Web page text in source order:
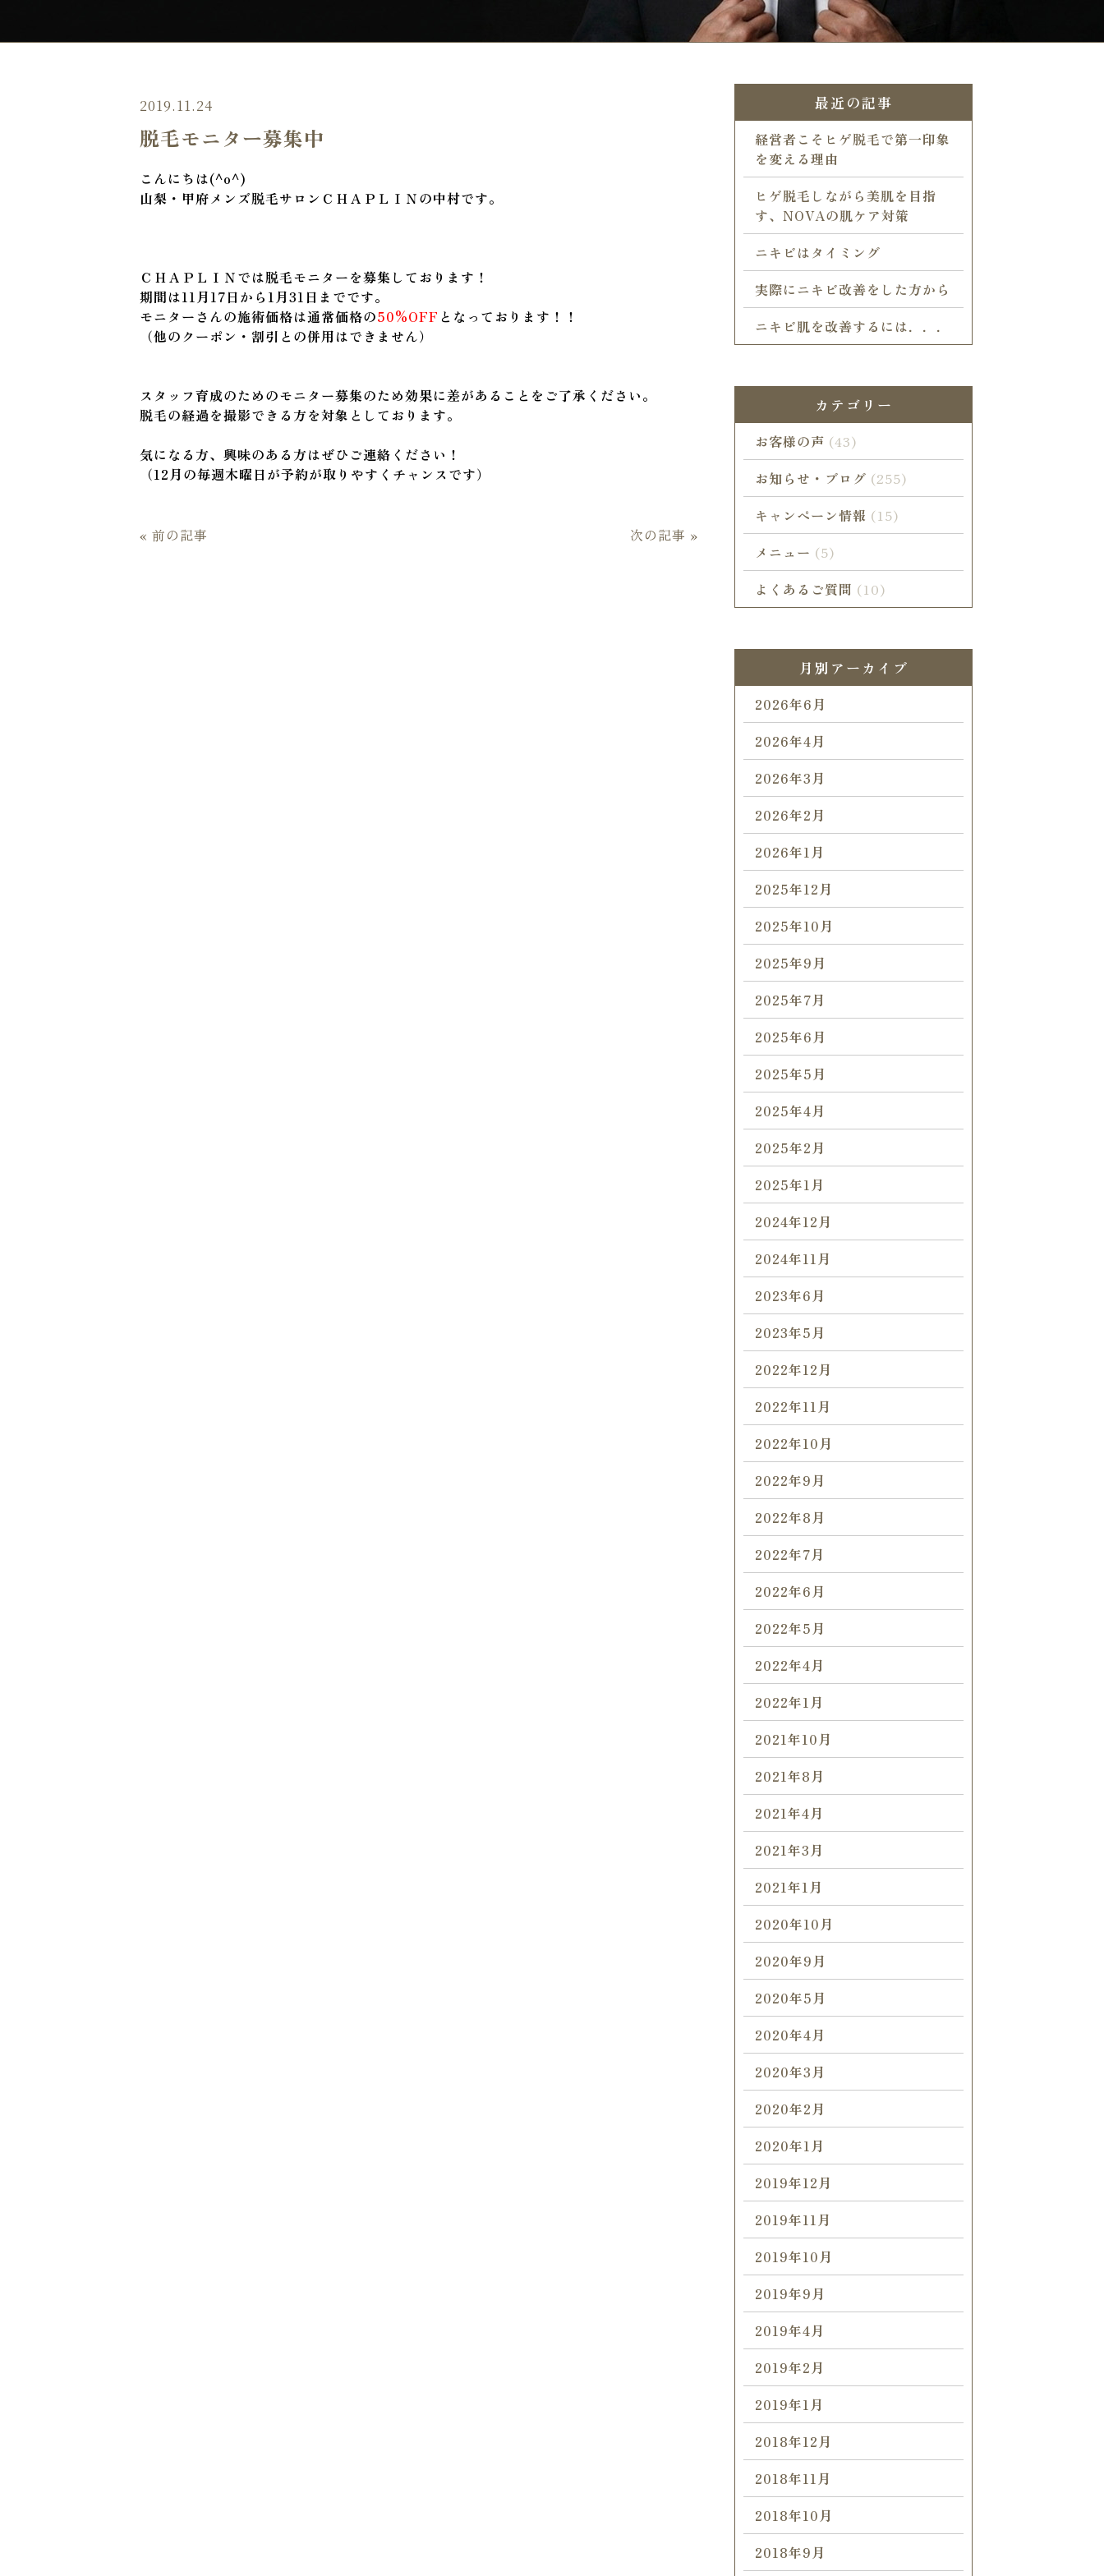
2019.11.24
脱毛モニター募集中
こんにちは(^o^)
山梨・甲府メンズ脱毛サロンＣＨＡＰＬＩＮの中村です。
ＣＨＡＰＬＩＮでは脱毛モニターを募集しております！
期間は11月17日から1月31日までです。
モニターさんの施術価格は通常価格の50%OFF となっております！！
（他のクーポン・割引との併用はできません）
スタッフ育成のためのモニター募集のため効果に差があることをご了承ください。
脱毛の経過を撮影できる方を対象としております。
気になる方、興味のある方はぜひご連絡ください！
（12月の毎週木曜日が予約が取りやすくチャンスです）
« 前の記事 次の記事 »
最近の記事
経営者こそヒゲ脱毛で第一印象
を変える理由
ヒゲ脱毛しながら美肌を目指
す、NOVAの肌ケア対策
ニキビはタイミング
実際にニキビ改善をした方から
ニキビ肌を改善するには．．．
カテゴリー
お客様の声 (43)
お知らせ・ブログ (255)
キャンペーン情報 (15)
メニュー (5)
よくあるご質問 (10)
月別アーカイブ
2026年6月
2026年4月
2026年3月
2026年2月
2026年1月
2025年12月
2025年10月
2025年9月
2025年7月
2025年6月
2025年5月
2025年4月
2025年2月
2025年1月
2024年12月
2024年11月
2023年6月
2023年5月
2022年12月
2022年11月
2022年10月
2022年9月
2022年8月
2022年7月
2022年6月
2022年5月
2022年4月
2022年1月
2021年10月
2021年8月
2021年4月
2021年3月
2021年1月
2020年10月
2020年9月
2020年5月
2020年4月
2020年3月
2020年2月
2020年1月
2019年12月
2019年11月
2019年10月
2019年9月
2019年4月
2019年2月
2019年1月
2018年12月
2018年11月
2018年10月
2018年9月